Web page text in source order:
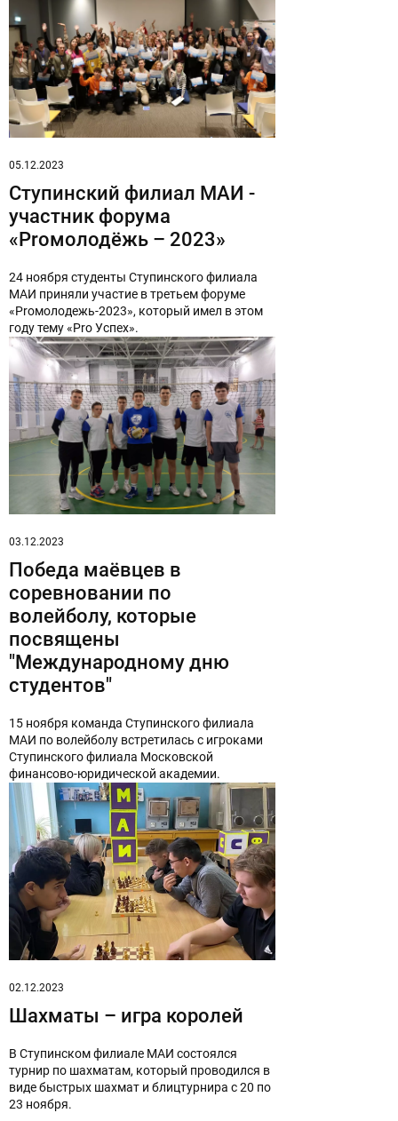
05.12.2023
Ступинский филиал МАИ -
участник форума
«Proмолодёжь – 2023»
24 ноября студенты Ступинского филиала
МАИ приняли участие в третьем форуме
«Proмолодежь-2023», который имел в этом
году тему «Pro Успех».
03.12.2023
Победа маёвцев в
соревновании по
волейболу, которые
посвящены
"Международному дню
студентов"
15 ноября команда Ступинского филиала
МАИ по волейболу встретилась с игроками
Ступинского филиала Московской
финансово-юридической академии.
02.12.2023
Шахматы – игра королей
В Ступинском филиале МАИ состоялся
турнир по шахматам, который проводился в
виде быстрых шахмат и блицтурнира с 20 по
23 ноября.